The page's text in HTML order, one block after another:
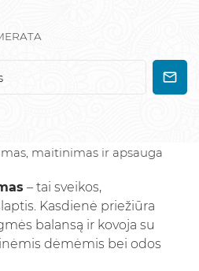
maitinimas ir apsauga
– tai sveikos,
Kasdienė priežiūra
balansą ir kovoja su
dėmėmis bei odos